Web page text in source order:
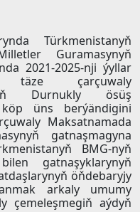
Türkmenistanyň
Guramasynyň
2021-2025-nji ýyllar
täze çarçuwaly
Durnukly ösüş
üns berýändigini
Maksatnamada
gatnaşmagyna
BMG-nyň
gatnaşyklarynyň
öňdebaryjy
arkaly umumy
çemeleşmegiň aýdyň